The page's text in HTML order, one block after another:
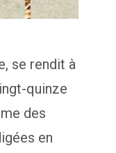
se rendit à
quinze
des
en